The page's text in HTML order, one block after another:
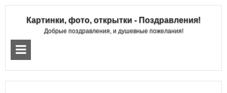
Картинки, фото, открытки - Поздравления!
Добрые поздравления, и душевные пожелания!